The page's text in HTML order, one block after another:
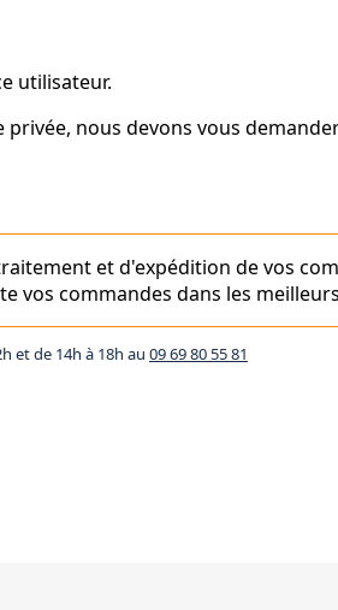
utilisateur.
nous devons vous
et d'expédition de vos
vos commandes dans les
et de 14h à 18h au 09 69 80 55 81